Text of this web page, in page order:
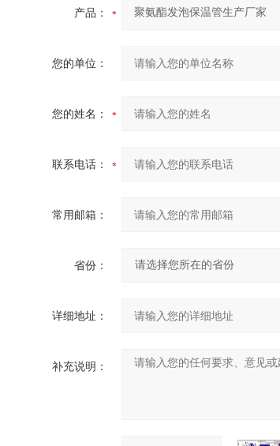
产品：
您的单位：
您的姓名：
联系电话：
常用邮箱：
省份：
详细地址：
补充说明：